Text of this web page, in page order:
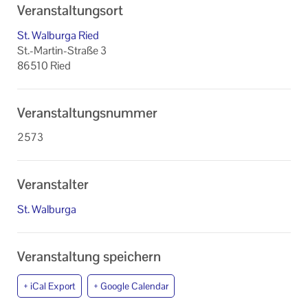
Veranstaltungsort
St. Walburga Ried
St.-Martin-Straße 3
86510 Ried
Veranstaltungsnummer
2573
Veranstalter
St. Walburga
Veranstaltung speichern
+ iCal Export + Google Calendar